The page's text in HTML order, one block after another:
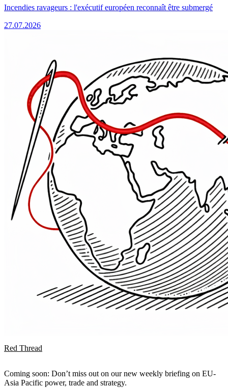
Incendies ravageurs : l'exécutif européen reconnaît être submergé
27.07.2026
Red Thread
Coming soon: Don’t miss out on our new weekly briefing on EU-
Asia Pacific power, trade and strategy.